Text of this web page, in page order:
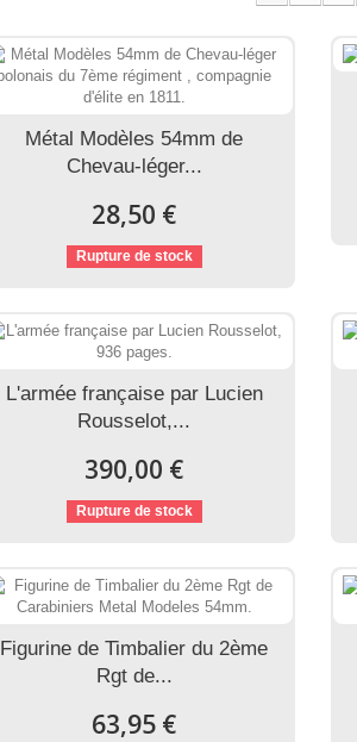
Métal Modèles 54mm de
Chevau-léger...
28,50 €
Rupture de stock
L'armée française par Lucien
Rousselot,...
390,00 €
Rupture de stock
Figurine de Timbalier du 2ème
Rgt de...
63,95 €